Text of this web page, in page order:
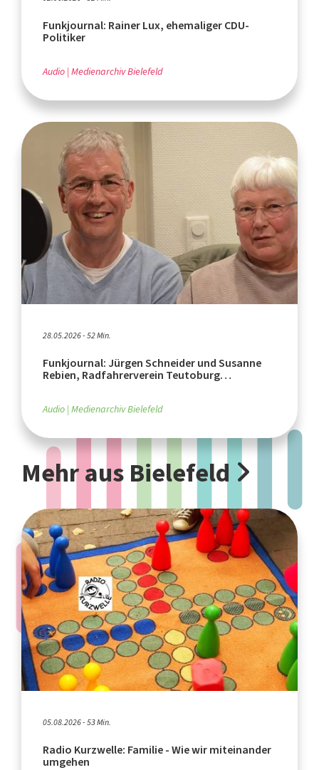
Funkjournal: Rainer Lux, ehemaliger CDU-
Politiker
Audio Medienarchiv Bielefeld
28.05.2026 - 52 Min.
Funkjournal: Jürgen Schneider und Susanne
Rebien, Radfahrerverein Teutoburg
Audio Medienarchiv Bielefeld
Mehr aus Bielefeld
05.08.2026 - 53 Min.
Radio Kurzwelle: Familie - Wie wir miteinander
umgehen